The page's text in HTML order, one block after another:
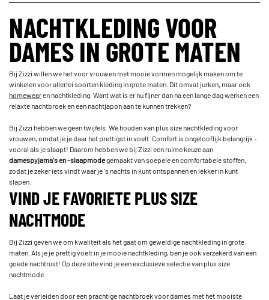
NACHTKLEDING VOOR
DAMES IN GROTE MATEN
Bij Zizzi willen we het voor vrouwen met mooie vormen mogelijk maken om te
winkelen voor allerlei soorten kleding in grote maten. Dit omvat jurken, maar ook
homewearen nachtkleding. Want wat is er nu fijner dan na een lange dag werken een
relaxte nachtbroek en een nachtjapon aan te kunnen trekken?
Bij Zizzi hebben we geen twijfels. We houden van plus size nachtkleding voor
vrouwen, omdat je je daar het prettigst in voelt. Comfort is ongelooflijk belangrijk -
vooral als je slaapt! Daarom hebben we bij Zizzi een ruime keuze aan
damespyjama's en -slaapmodegemaakt van soepele en comfortabele stoffen,
zodat je zeker iets vindt waar je 's nachts in kunt ontspannen en lekker in kunt
slapen.
VIND JE FAVORIETE PLUS SIZE
NACHTMODE
Bij Zizzi geven we om kwaliteit als het gaat om geweldige nachtkleding in grote
maten. Als je je prettig voelt in je mooie nachtkleding, ben je ook verzekerd van een
goede nachtrust! Op deze site vind je een exclusieve selectie van plus size
nachtmode.
Laat je verleiden door een prachtige nachtbroek voor dames met het mooiste